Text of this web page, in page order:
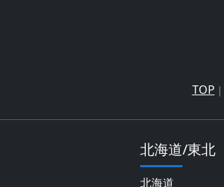
TOP
北海道/東北
北海道